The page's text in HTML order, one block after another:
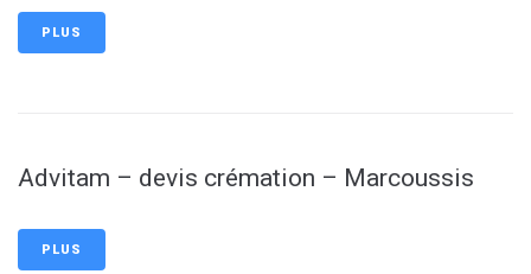
PLUS
Advitam – devis crémation – Marcoussis
PLUS